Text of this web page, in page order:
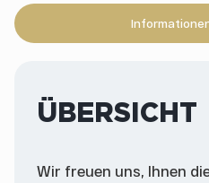
ÜBERSICHT
Wir freuen uns, Ihnen